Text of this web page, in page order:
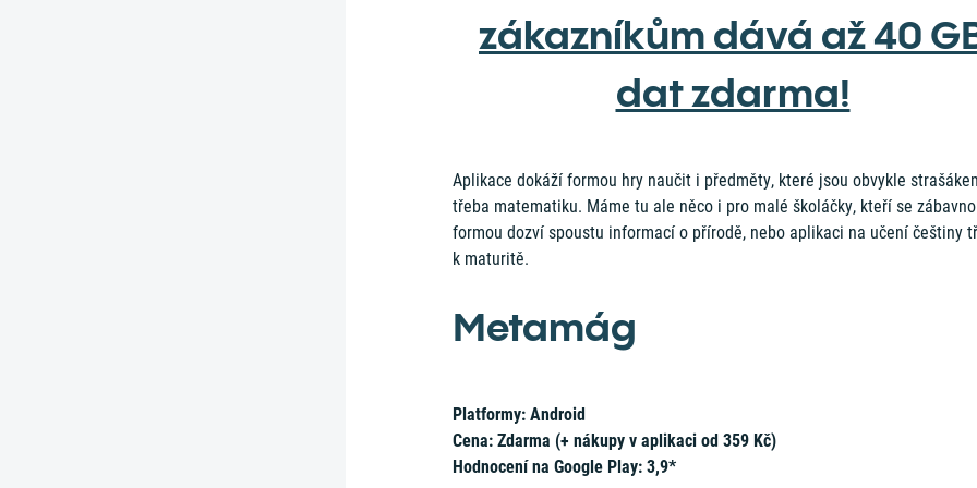
zákazníkům dává až 40
dat zdarma!
Aplikace dokáží formou hry naučit i předměty, které jsou obvykle
třeba matematiku. Máme tu ale něco i pro malé školáčky, kteří se
formou dozví spoustu informací o přírodě, nebo aplikaci na učení češtiny
k maturitě.
Metamág
Platformy: Android
Cena: Zdarma (+ nákupy v aplikaci od 359 Kč)
Hodnocení na Google Play: 3,9*